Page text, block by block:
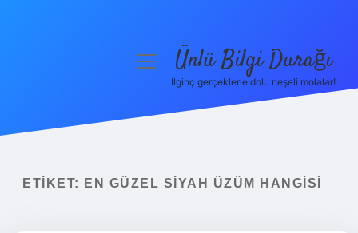
Yasal Uyarı
menüyüÜnlü Bilgi Durağı
İlginç gerçeklerle dolu neşeli molalar!
ETIKET: EN GÜZEL SIYAH ÜZÜM HANGISI